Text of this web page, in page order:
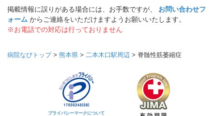
掲載情報に誤りがある場合には、お手数ですが、 お問い合わせフ
ォーム からご連絡をいただけますようお願いいたします。
※お電話での対応は行っておりません
病院なびトップ> 熊本県 > 二本木口駅周辺 > 脊髄性筋萎縮症
プライバシーマークについて